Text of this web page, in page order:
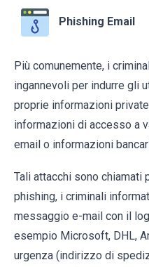
Phishing Email
Più comunemente, i
ingannevoli per indurre gli
proprie informazioni
informazioni di accesso a
email o informazioni
Tali attacchi sono chiamati
phishing, i criminali
messaggio e-mail con il
esempio Microsoft, DHL,
urgenza (indirizzo di